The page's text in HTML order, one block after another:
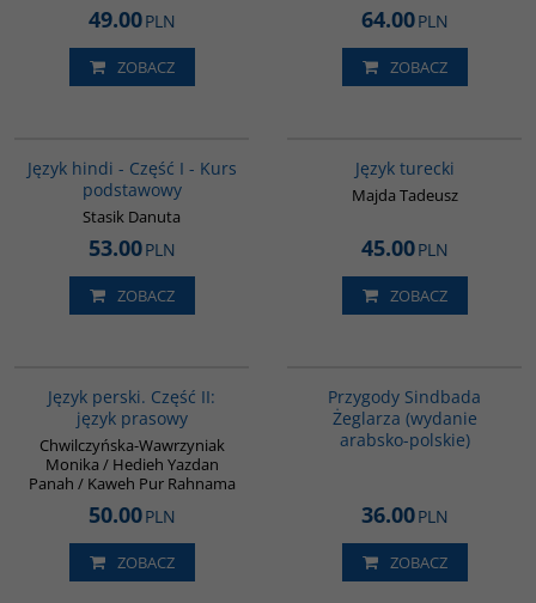
49.00PLN
ZOBACZ
64.00PLN
ZOBACZ
Język hindi - Część I - Kurs
podstawowy
Stasik Danuta
53.00PLN
ZOBACZ
Język turecki
Majda Tadeusz
45.00PLN
ZOBACZ
Język perski. Część II:
język prasowy
Chwilczyńska-Wawrzyniak
Monika / Hedieh Yazdan
Panah / Kaweh Pur Rahnama
50.00PLN
ZOBACZ
Przygody Sindbada
Żeglarza (wydanie
arabsko-polskie)
36.00PLN
ZOBACZ